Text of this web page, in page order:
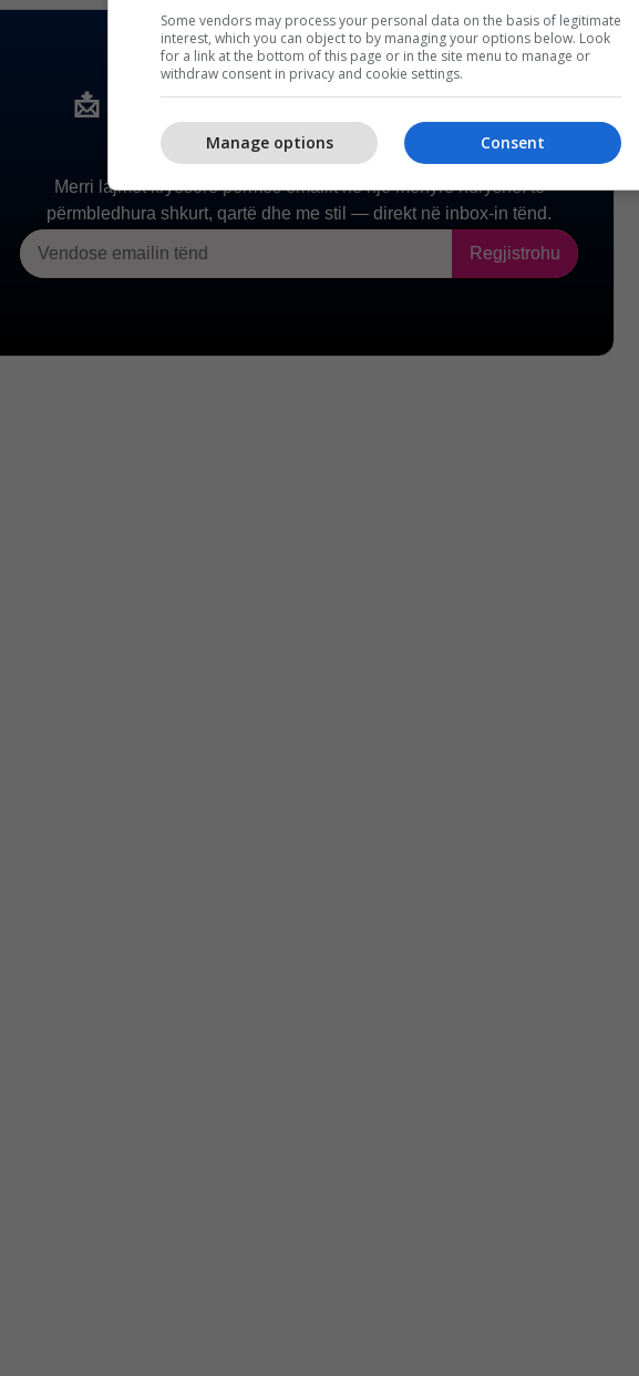
Some vendors may process your personal data on the basis of legitimate
interest, which you can object to by managing your options below. Look
for a link at the bottom of this page or in the site menu to manage or
withdraw consent in privacy and cookie settings.
Consent
Manage options